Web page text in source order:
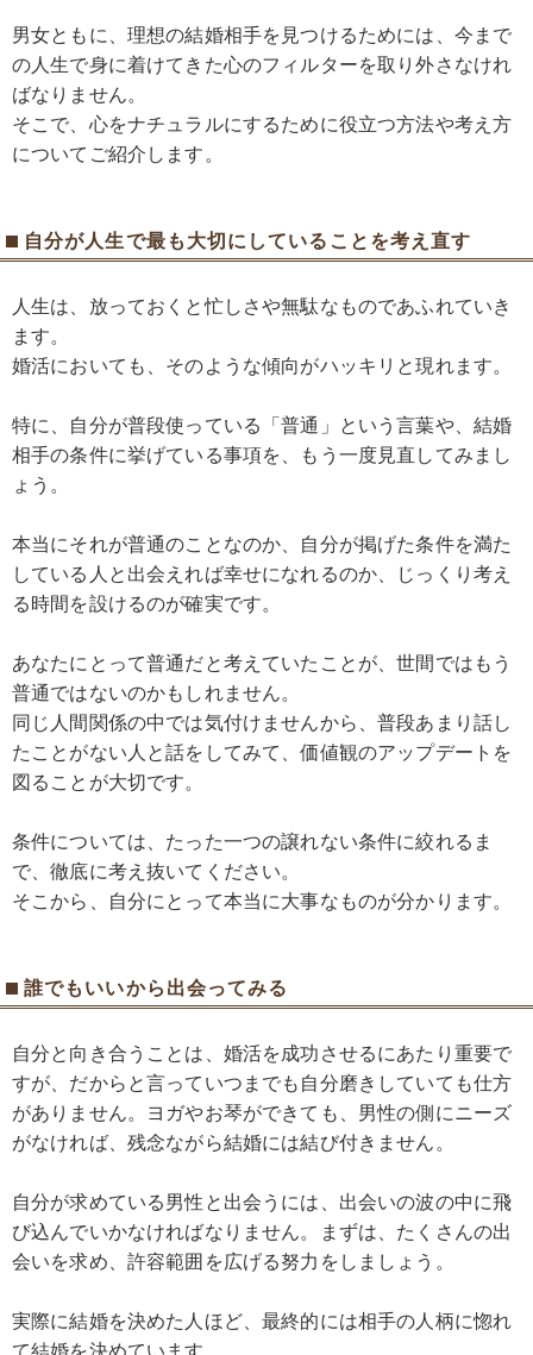
男女ともに、理想の結婚相手を見つけるためには、今まで
の人生で身に着けてきた心のフィルターを取り外さなけれ
ばなりません。
そこで、心をナチュラルにするために役立つ方法や考え方
についてご紹介します。
自分が人生で最も大切にしていることを考え直す
人生は、放っておくと忙しさや無駄なものであふれていき
ます。
婚活においても、そのような傾向がハッキリと現れます。
特に、自分が普段使っている「普通」という言葉や、結婚
相手の条件に挙げている事項を、もう一度見直してみまし
ょう。
本当にそれが普通のことなのか、自分が掲げた条件を満た
している人と出会えれば幸せになれるのか、じっくり考え
る時間を設けるのが確実です。
あなたにとって普通だと考えていたことが、世間ではもう
普通ではないのかもしれません。
同じ人間関係の中では気付けませんから、普段あまり話し
たことがない人と話をしてみて、価値観のアップデートを
図ることが大切です。
条件については、たった一つの譲れない条件に絞れるま
で、徹底に考え抜いてください。
そこから、自分にとって本当に大事なものが分かります。
誰でもいいから出会ってみる
自分と向き合うことは、婚活を成功させるにあたり重要で
すが、だからと言っていつまでも自分磨きしていても仕方
がありません。ヨガやお琴ができても、男性の側にニーズ
がなければ、残念ながら結婚には結び付きません。
自分が求めている男性と出会うには、出会いの波の中に飛
び込んでいかなければなりません。まずは、たくさんの出
会いを求め、許容範囲を広げる努力をしましょう。
実際に結婚を決めた人ほど、最終的には相手の人柄に惚れ